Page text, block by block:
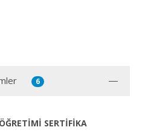
6
SERTİFİKA